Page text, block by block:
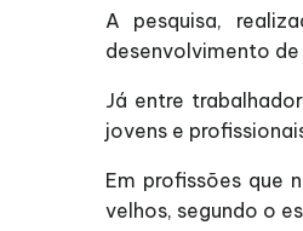
A pesquisa,
desenvolvimento
Já entre
jovens e
Em profissões que
velhos, segundo o